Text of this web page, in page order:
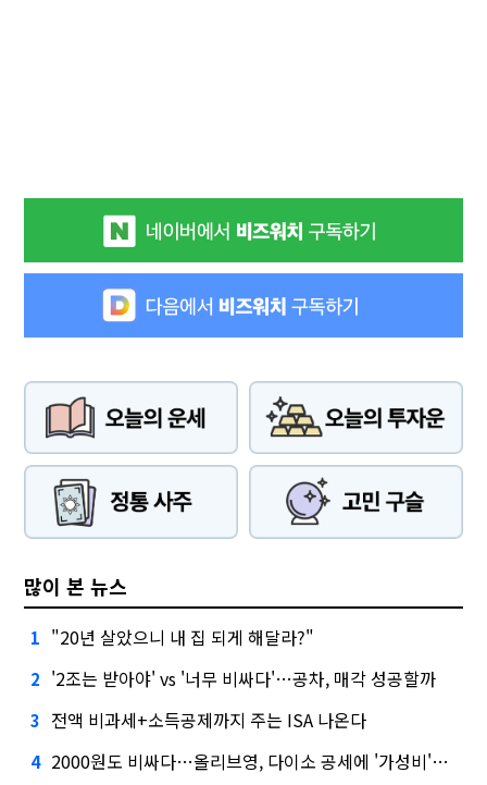
많이 본 뉴스
1 "20년 살았으니 내 집 되게 해달라?"
2 '2조는 받아야' vs '너무 비싸다'…공차, 매각 성공할까
3 전액 비과세+소득공제까지 주는 ISA 나온다
4 2000원도 비싸다…올리브영, 다이소 공세에 '가성비'로 맞불